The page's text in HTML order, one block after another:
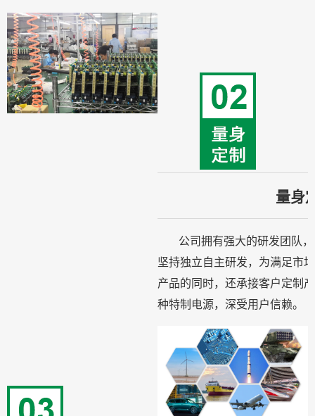
量身
公司拥有强大的研发团队
坚持独立自主研发，为满足市
产品的同时，还承接客户定制
种特制电源，深受用户信赖。